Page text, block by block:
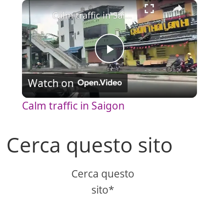
Play Unmute Fullscreen ×
P
l
y
V
Calm traffic in Saigon
Watch on
Calm traffic in Saigon
Cerca questo sito
Cerca questo
sito*